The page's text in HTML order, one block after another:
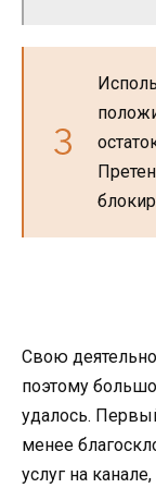
Свою
поэтому
удалось.
менее
услуг на